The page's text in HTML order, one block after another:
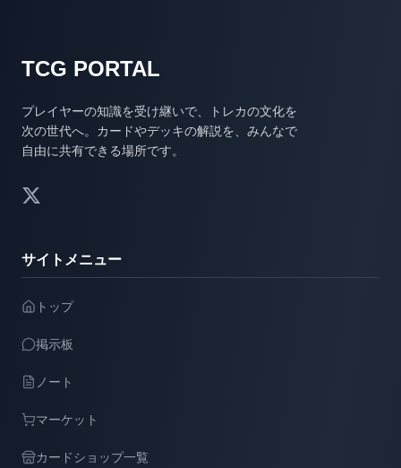
TCG PORTAL
プレイヤーの知識を受け継いで、トレカの文化を
次の世代へ。カードやデッキの解説を、みんなで
自由に共有できる場所です。
サイトメニュー
トップ
掲示板
ノート
マーケット
カードショップ一覧